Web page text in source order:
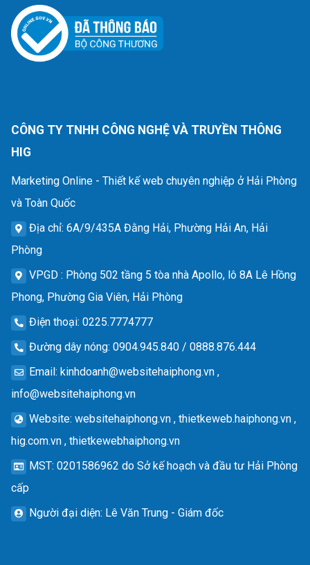
CÔNG TY TNHH CÔNG NGHỆ VÀ TRUYỀN THÔNG
HIG
Marketing Online - Thiết kế web chuyên nghiệp ở Hải Phòng
và Toàn Quốc
Địa chỉ: 6A/9/435A Đằng Hải, Phường Hải An, Hải
Phòng
VPGD : Phòng 502 tầng 5 tòa nhà Apollo, lô 8A Lê Hồng
Phong, Phường Gia Viên, Hải Phòng
Điện thoại: 0225.7774777
Đường dây nóng: 0904.945.840 / 0888.876.444
Email: kinhdoanh@websitehaiphong.vn ,
info@websitehaiphong.vn
Website: websitehaiphong.vn , thietkeweb.haiphong.vn ,
hig.com.vn , thietkewebhaiphong.vn
MST: 0201586962 do Sở kế hoạch và đầu tư Hải Phòng
cấp
Người đại diện: Lê Văn Trung - Giám đốc